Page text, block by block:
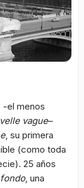
-el menos
vague–
, su primera
(como toda
25 años
, una